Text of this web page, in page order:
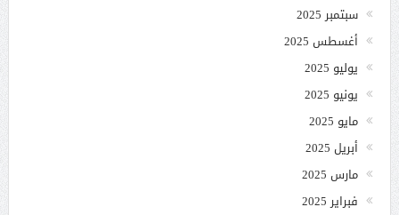
سبتمبر 2025
أغسطس 2025
يوليو 2025
يونيو 2025
مايو 2025
أبريل 2025
مارس 2025
فبراير 2025